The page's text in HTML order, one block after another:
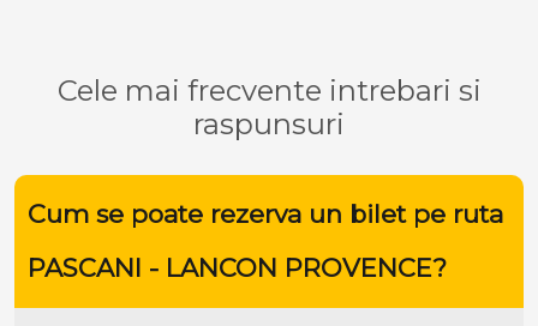
Cele mai frecvente intrebari si
raspunsuri
Cum se poate rezerva un bilet pe ruta
PASCANI - LANCON PROVENCE?